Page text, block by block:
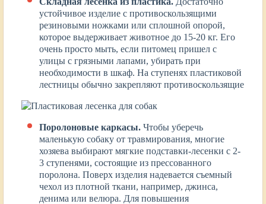
устойчивое изделие с противоскользящими
резиновыми ножками или сплошной опорой,
которое выдерживает животное до 15-20 кг. Его
очень просто мыть, если питомец пришел с
улицы с грязными лапами, убирать при
необходимости в шкаф. На ступенях пластиковой
лестницы обычно закрепляют противоскользящие
Поролоновые каркасы. Чтобы уберечь
маленькую собаку от травмирования, многие
хозяева выбирают мягкие подставки-лесенки с 2-
3 ступенями, состоящие из прессованного
поролона. Поверх изделия надевается съемный
чехол из плотной ткани, например, джинса,
денима или велюра. Для повышения